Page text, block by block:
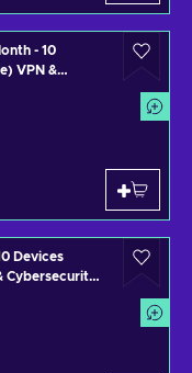
- 10
VPN &
Devices
Cybersecurity
UNITED